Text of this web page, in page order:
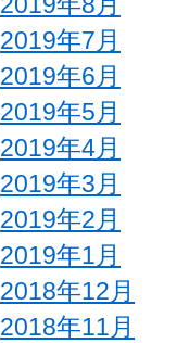
2019年7月
2019年6月
2019年5月
2019年4月
2019年3月
2019年2月
2019年1月
2018年12月
2018年11月